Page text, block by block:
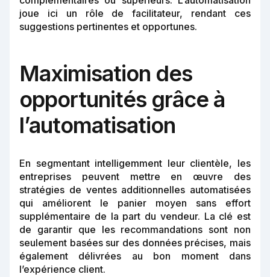
joue ici un rôle de facilitateur, rendant ces
suggestions pertinentes et opportunes.
Maximisation des
opportunités grâce à
l’automatisation
En segmentant intelligemment leur clientèle, les
entreprises peuvent mettre en œuvre des
stratégies de ventes additionnelles automatisées
qui améliorent le panier moyen sans effort
supplémentaire de la part du vendeur. La clé est
de garantir que les recommandations sont non
seulement basées sur des données précises, mais
également délivrées au bon moment dans
l’expérience client.